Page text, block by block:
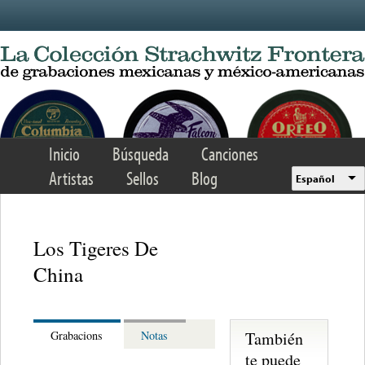
Inicio Búsqueda
Canciones
Artistas
Sellos Blog Español
Los Tigeres De
China
Grabacions Notas
También
te puede